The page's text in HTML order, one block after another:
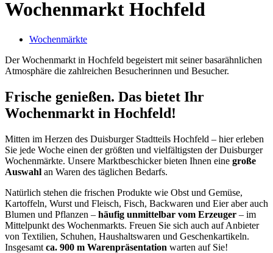
Wochenmarkt Hochfeld
Wochenmärkte
Der Wochenmarkt in Hochfeld begeistert mit seiner basarähnlichen
Atmosphäre die zahlreichen Besucherinnen und Besucher.
Frische genießen. Das bietet Ihr
Wochenmarkt in Hochfeld!
Mitten im Herzen des Duisburger Stadtteils Hochfeld – hier erleben
Sie jede Woche einen der größten und vielfältigsten der Duisburger
Wochenmärkte. Unsere Marktbeschicker bieten Ihnen eine große
Auswahl an Waren des täglichen Bedarfs.
Natürlich stehen die frischen Produkte wie Obst und Gemüse,
Kartoffeln, Wurst und Fleisch, Fisch, Backwaren und Eier aber auch
Blumen und Pflanzen – häufig unmittelbar vom Erzeuger – im
Mittelpunkt des Wochenmarkts. Freuen Sie sich auch auf Anbieter
von Textilien, Schuhen, Haushaltswaren und Geschenkartikeln.
Insgesamt ca. 900 m Warenpräsentation warten auf Sie!